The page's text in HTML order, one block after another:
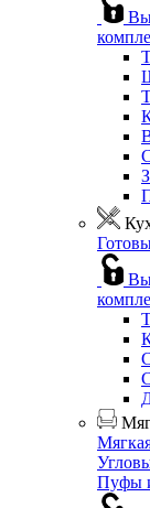
Вы
Вы
Пуфы